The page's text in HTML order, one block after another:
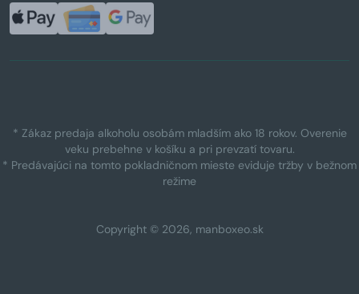
* Zákaz predaja alkoholu osobám mladším ako 18 rokov. Overenie
veku prebehne v košíku a pri prevzatí tovaru.
* Predávajúci na tomto pokladničnom mieste eviduje tržby v bežnom
režime
Copyright © 2026, manboxeo.sk